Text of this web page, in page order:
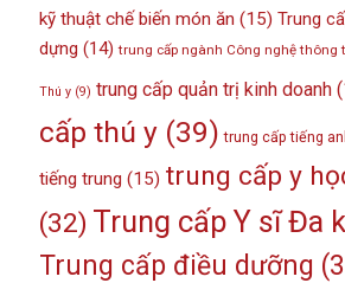
kỹ thuật chế biến món ăn (15) Trung
dựng (14) trung cấp ngành Công nghệ thông
Thú y(9) trung cấp quản trị kinh doanh
cấp thú y(39) trung cấp tiếng
tiếng trung (15) trung cấp y
(32) Trung cấp Y sĩ Đa
Trung cấp điều dưỡng